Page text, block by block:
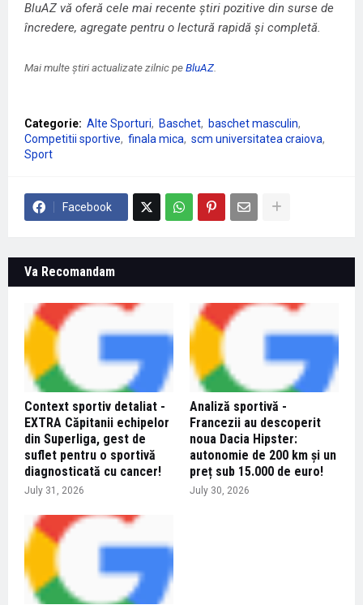
BluAZ vă oferă cele mai recente știri pozitive din surse de
încredere, agregate pentru o lectură rapidă și completă.
Mai multe știri actualizate zilnic peBluAZ
Categorie: Alte Sporturi Baschet
baschet masculin
Competitii sportive
finala mica
scm universitatea craiova
Sport
Facebook
Va Recomandam
Context sportiv detaliat -
EXTRA Căpitanii echipelor
din Superliga, gest de
suflet pentru o sportivă
diagnosticată cu cancer!
July 31, 2026
Analiză sportivă -
Francezii au descoperit
noua Dacia Hipster:
autonomie de 200 km și un
preț sub 15.000 de euro!
July 30, 2026